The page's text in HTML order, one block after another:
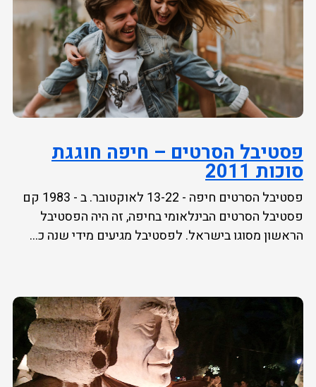
פסטיבל הסרטים – חיפה חוגגת
סוכות 2011
פסטיבל הסרטים חיפה - 13-22 לאוקטובר. ב - 1983 קם
פסטיבל הסרטים הבינלאומי בחיפה, זה היה הפסטיבל
הראשון מסוגו בישראל. לפסטיבל מגיעים מידי שנה כ...